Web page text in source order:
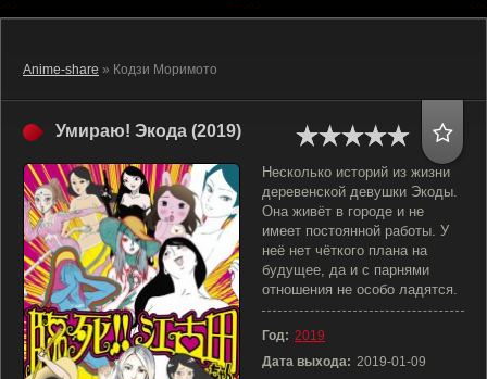
Anime-share » Кодзи Моримото
Умираю! Экода (2019)
Несколько историй из жизни
деревенской девушки Экоды.
Она живёт в городе и не
имеет постоянной работы. У
неё нет чёткого плана на
будущее, да и с парнями
отношения не особо ладятся.
Год: 2019
Дата выхода: 2019-01-09